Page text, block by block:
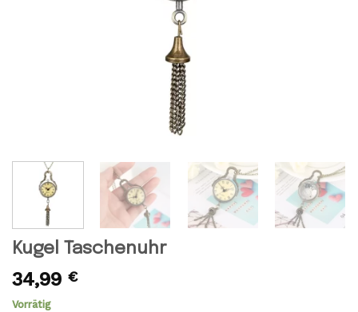
Kugel Taschenuhr
34,99 €
Vorrätig